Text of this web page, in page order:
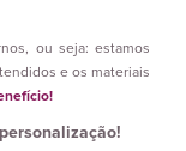
ou seja: estamos
e os materiais